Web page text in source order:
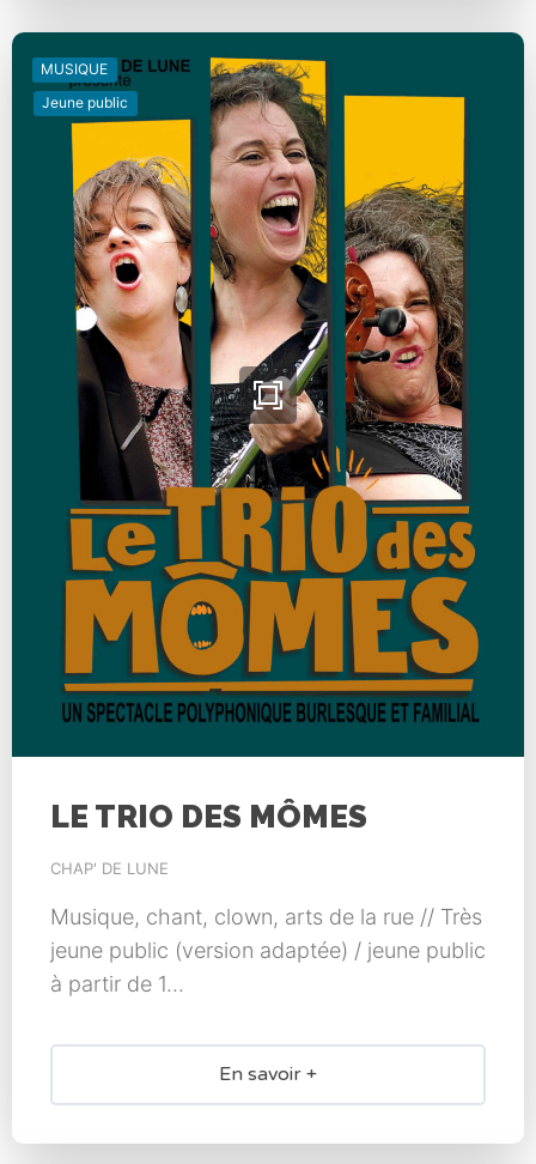
Jeune public
MUSIQUE
LE TRIO DES MÔMES
CHAP' DE LUNE
Musique, chant, clown, arts de la rue // Très
jeune public (version adaptée) / jeune public
à partir de 1...
En savoir +